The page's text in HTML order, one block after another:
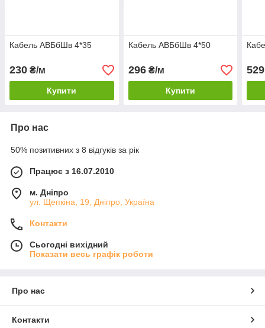
Кабель АВБбШв 4*35
230 ₴/м
Купити
Кабель АВБбШв 4*50
296₴/м
Купити
529
Про нас
50% позитивних з 8 відгуків за рік
Працює з 16.07.2010
м. Дніпро
ул. Щепкіна, 19, Дніпро, Україна
Контакти
Сьогодні вихідний
Показати весь графік роботи
Про нас
Контакти